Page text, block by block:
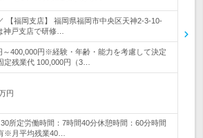
【福岡支店】 福岡県福岡市中央区天神2-3-10-
戸支店で研修…
～400,000円※経験・年齢・能力を考慮して決定
残業代 100,000円（3…
円
所定労働時間：7時間40分休憩時間：60分時間
※月平均残業40…